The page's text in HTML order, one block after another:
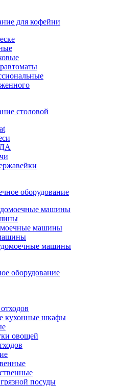
для кофейни
столовой
оборудование
машины
машины
машины
оборудование
кухонные шкафы
овощей
посуды